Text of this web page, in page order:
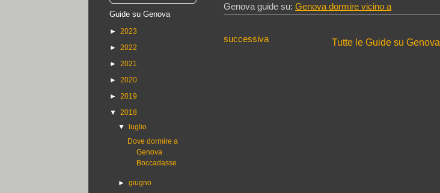
Genova guide su: Genova dormire vicino a
successiva Tutte le Guide su Genova
Guide su Genova
► 2023
► 2022
► 2021
► 2020
► 2019
▼ 2018
▼
luglio
Dove dormire a
Genova
Boccadasse
►giugno